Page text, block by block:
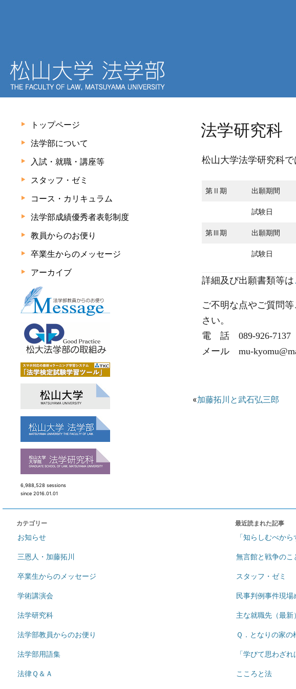
法学研究科
松山大学法学研究科で
第Ⅱ期 出願期間
試験日
第Ⅲ期 出願期間
試験日
詳細及び出願書類等は
ご不明な点やご質問
さい。
電 話 089-926-7137
メール mu-
«加藤拓川と武石弘三郎
トップページ
法学部について
入試・就職・講座等
スタッフ・ゼミ
コース・カリキュラム
法学部成績優秀者表彰制度
教員からのお便り
卒業生からのメッセージ
アーカイブ
6,988,528 sessions
since 2016.01.01
カテゴリー
お知らせ
三恩人・加藤拓川
卒業生からのメッセージ
学術講演会
法学研究科
法学部教員からのお便り
法学部用語集
法律Ｑ＆Ａ
最近読まれた記事
「知らしむべか
無言館と戦争のこ
スタッフ・ゼミ
民事判例事件現
主な就職先（最新）
Ｑ．となりの家の
「学びて思わざ
こころと法